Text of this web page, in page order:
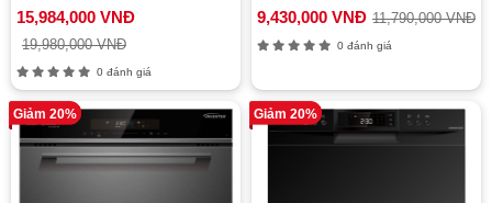
15,984,000 VNĐ
19,980,000 VNĐ
0 đánh giá
9,430,000 VNĐ 11,790,000 VNĐ
0 đánh giá
Giảm 20% Giảm 20%